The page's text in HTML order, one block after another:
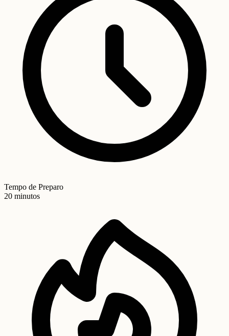
Tempo de Preparo
20 minutos